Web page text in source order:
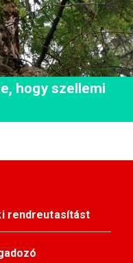
hogy szellemi
rendreutasítást